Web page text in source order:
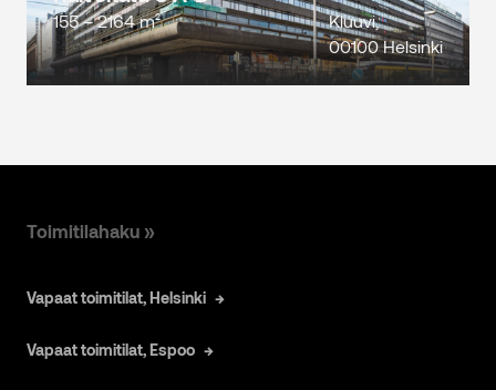
155 – 2164 m²
Kluuvi,
00100 Helsinki
Toimitilahaku »
Vapaat toimitilat, Helsinki
Vapaat toimitilat, Espoo